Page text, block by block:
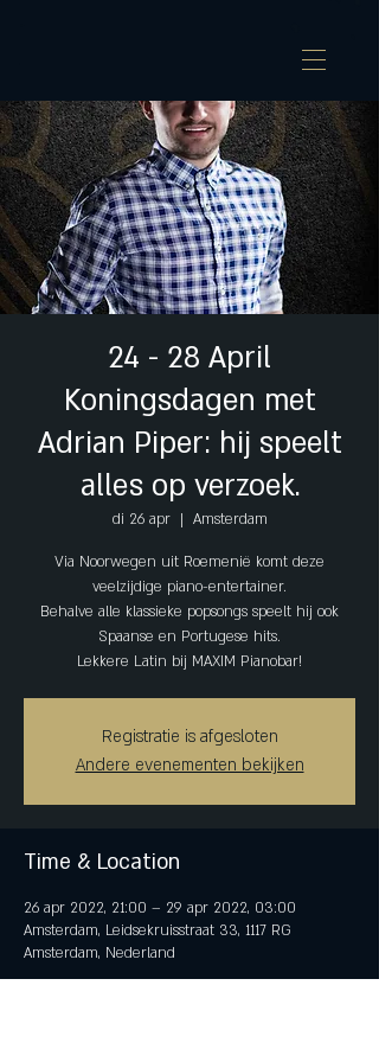
24 - 28 April
Koningsdagen met
Adrian Piper: hij speelt
alles op verzoek.
di 26 apr
  |
Amsterdam
Via Noorwegen uit Roemenië komt deze
veelzijdige piano-entertainer.
Behalve alle klassieke popsongs speelt hij ook
Spaanse en Portugese hits.
Lekkere Latin bij MAXIM Pianobar!
Registratie is afgesloten
Andere evenementen bekijken
Time & Location
26 apr 2022, 21:00 – 29 apr 2022, 03:00
Amsterdam, Leidsekruisstraat 33, 1117 RG
Amsterdam, Nederland